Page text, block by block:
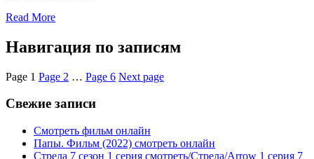
Read More
Навигация по записям
Page 1 Page 2 … Page 6 Next page
Свежие записи
Смотреть фильм онлайн
Папы. Фильм (2022) смотреть онлайн
Стрела 7 сезон 1 серия смотреть/Стрела/Arrow 1 серия 7